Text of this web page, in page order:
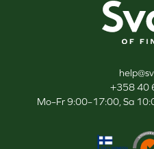
+358 40
Mo–Fr 9:00–17:00, Sa